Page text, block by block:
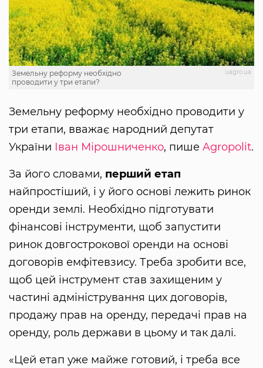
uagro.ua
Земельну реформу необхідно
проводити у три етапи?
Земельну реформу необхідно проводити у
три етапи, вважає народний депутат
України Іван Мірошниченко, пише Agropolit.
За його словами, перший етап
найпростіший, і у його основі лежить ринок
оренди землі. Необхідно підготувати
фінансові інструменти, щоб запустити
ринок довгострокової оренди на основі
договорів емфітевзису. Треба зробити все,
щоб цей інструмент став захищеним у
частині адміністрування цих договорів,
продажу прав на оренду, передачі прав на
оренду, роль держави в цьому и так далі.
«Цей етап уже майже готовий, і треба все